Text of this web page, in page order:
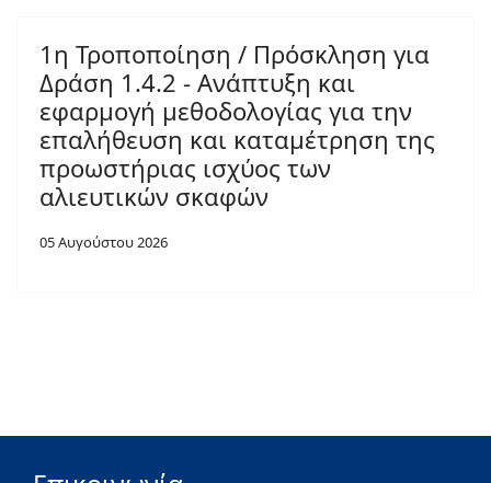
1η Τροποποίηση / Πρόσκληση για
Δράση 1.4.2 - Ανάπτυξη και
εφαρμογή μεθοδολογίας για την
επαλήθευση και καταμέτρηση της
προωστήριας ισχύος των
αλιευτικών σκαφών
05 Αυγούστου 2026